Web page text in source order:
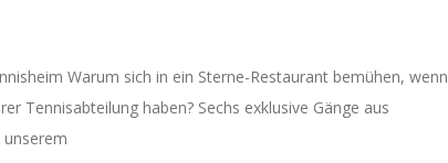
Warum sich in ein Sterne-Restaurant bemühen, wenn
Tennisabteilung haben? Sechs exklusive Gänge aus